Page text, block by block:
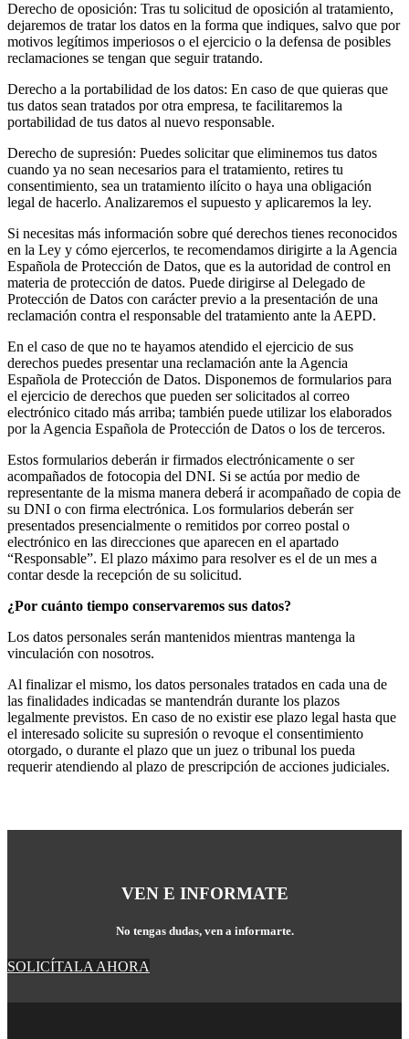
Derecho de oposición: Tras tu solicitud de oposición al tratamiento,
dejaremos de tratar los datos en la forma que indiques, salvo que por
motivos legítimos imperiosos o el ejercicio o la defensa de posibles
reclamaciones se tengan que seguir tratando.
Derecho a la portabilidad de los datos: En caso de que quieras que
tus datos sean tratados por otra empresa, te facilitaremos la
portabilidad de tus datos al nuevo responsable.
Derecho de supresión: Puedes solicitar que eliminemos tus datos
cuando ya no sean necesarios para el tratamiento, retires tu
consentimiento, sea un tratamiento ilícito o haya una obligación
legal de hacerlo. Analizaremos el supuesto y aplicaremos la ley.
Si necesitas más información sobre qué derechos tienes reconocidos
en la Ley y cómo ejercerlos, te recomendamos dirigirte a la Agencia
Española de Protección de Datos, que es la autoridad de control en
materia de protección de datos. Puede dirigirse al Delegado de
Protección de Datos con carácter previo a la presentación de una
reclamación contra el responsable del tratamiento ante la AEPD.
En el caso de que no te hayamos atendido el ejercicio de sus
derechos puedes presentar una reclamación ante la Agencia
Española de Protección de Datos. Disponemos de formularios para
el ejercicio de derechos que pueden ser solicitados al correo
electrónico citado más arriba; también puede utilizar los elaborados
por la Agencia Española de Protección de Datos o los de terceros.
Estos formularios deberán ir firmados electrónicamente o ser
acompañados de fotocopia del DNI. Si se actúa por medio de
representante de la misma manera deberá ir acompañado de copia de
su DNI o con firma electrónica. Los formularios deberán ser
presentados presencialmente o remitidos por correo postal o
electrónico en las direcciones que aparecen en el apartado
“Responsable”. El plazo máximo para resolver es el de un mes a
contar desde la recepción de su solicitud.
¿Por cuánto tiempo conservaremos sus datos?
Los datos personales serán mantenidos mientras mantenga la
vinculación con nosotros.
Al finalizar el mismo, los datos personales tratados en cada una de
las finalidades indicadas se mantendrán durante los plazos
legalmente previstos. En caso de no existir ese plazo legal hasta que
el interesado solicite su supresión o revoque el consentimiento
otorgado, o durante el plazo que un juez o tribunal los pueda
requerir atendiendo al plazo de prescripción de acciones judiciales.
VEN E INFORMATE
No tengas dudas, ven a informarte.
SOLICÍTALA AHORA